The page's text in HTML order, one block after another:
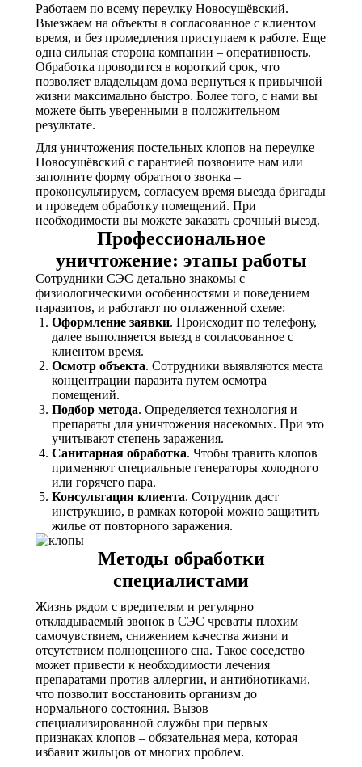
Работаем по всему переулку Новосущёвский.
Выезжаем на объекты в согласованное с клиентом
время, и без промедления приступаем к работе. Еще
одна сильная сторона компании – оперативность.
Обработка проводится в короткий срок, что
позволяет владельцам дома вернуться к привычной
жизни максимально быстро. Более того, с нами вы
можете быть уверенными в положительном
результате.
Для уничтожения постельных клопов на переулке
Новосущёвский с гарантией позвоните нам или
заполните форму обратного звонка –
проконсультируем, согласуем время выезда бригады
и проведем обработку помещений. При
необходимости вы можете заказать срочный выезд.
Профессиональное
уничтожение: этапы работы
Сотрудники СЭС детально знакомы с
физиологическими особенностями и поведением
паразитов, и работают по отлаженной схеме:
Оформление заявки. Происходит по телефону,
далее выполняется выезд в согласованное с
клиентом время.
Осмотр объекта. Сотрудники выявляются места
концентрации паразита путем осмотра
помещений.
Подбор метода. Определяется технология и
препараты для уничтожения насекомых. При это
учитывают степень заражения.
Санитарная обработка. Чтобы травить клопов
применяют специальные генераторы холодного
или горячего пара.
Консультация клиента. Сотрудник даст
инструкцию, в рамках которой можно защитить
жилье от повторного заражения.
Методы обработки
специалистами
Жизнь рядом с вредителям и регулярно
откладываемый звонок в СЭС чреваты плохим
самочувствием, снижением качества жизни и
отсутствием полноценного сна. Такое соседство
может привести к необходимости лечения
препаратами против аллергии, и антибиотиками,
что позволит восстановить организм до
нормального состояния. Вызов
специализированной службы при первых
признаках клопов – обязательная мера, которая
избавит жильцов от многих проблем.